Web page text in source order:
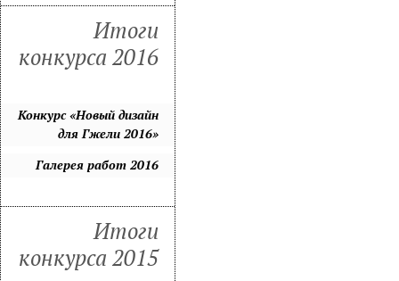
Итоги
конкурса 2016
Конкурс «Новый дизайн
для Гжели 2016»
Галерея работ 2016
Итоги
конкурса 2015